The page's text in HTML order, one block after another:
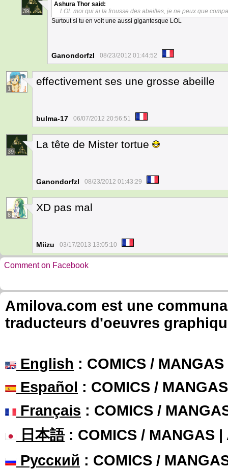
39
Ashura Thor said:
LOL moi qui ai la frousse des abeilles, je ne peux que
Surtout si tu en voit une aussi gigantesque LOL
Ganondorfzl 08/23/2012 01:44:52
1
effectivement ses une grosse abeille
bulma-17 06/07/2012 20:56:51
39
La tête de Mister tortue
Ganondorfzl 08/23/2012 01:43:29
8
XD pas mal
Miizu 03/17/2013 13:05:10
Comment on Facebook
Amilova.com est une
traducteurs d'oeuvres
English : COMICS /
Español : COMICS /
Français : COMICS /
日本語: COMICS / MANGAS |
Русский : COMICS /